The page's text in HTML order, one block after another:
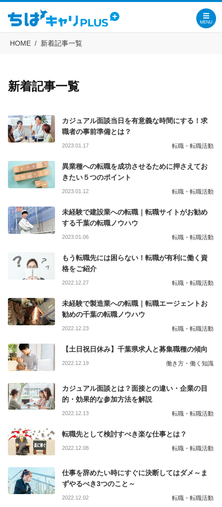
HOME 新着記事一覧
新着記事一覧
カジュアル面談当日を有意義な時間にする！求
職者の事前準備とは？
2023.01.17 転職・転職活動
異業種への転職を成功させるために押さえてお
きたい５つのポイント
2023.01.12 転職・転職活動
未経験で建設業への転職｜転職サイトがお勧め
する千葉の転職ノウハウ
2023.01.06 転職・転職活動
もう転職先には困らない！転職が有利に働く資
格をご紹介
2022.12.27 転職・転職活動
未経験で製造業への転職｜転職エージェントお
勧めの千葉の転職ノウハウ
2022.12.23 転職・転職活動
【土日祝日休み】千葉県求人と募集職種の傾向
2022.12.19 働き方・働く知識
カジュアル面談とは？面接との違い・企業の目
的・効果的な参加方法を解説
2022.12.13 転職・転職活動
転職先として検討すべき楽な仕事とは？
2022.12.08 転職・転職活動
仕事を辞めたい時にすぐに決断してはダメ～ま
ずやるべき3つのこと～
2022.12.02 転職・転職活動